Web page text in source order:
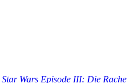
Star Wars Episode III: Die Rache